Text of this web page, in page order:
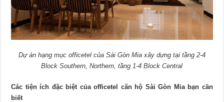
Dự án hạng mục officetel của Sài Gòn Mia xây dựng tại tầng 2-4
Block Southern, Northern, tầng 1-4 Block Central
Các tiện ích đặc biệt củaofficetel căn hộ Sài Gòn Miabạn cần
biết